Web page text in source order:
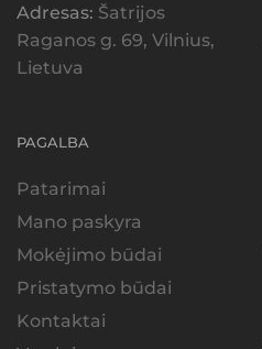
Adresas: Šatrijos
Raganos g. 69, Vilnius,
Lietuva
PAGALBA
Patarimai
Mano paskyra
Mokėjimo būdai
Pristatymo būdai
Kontaktai